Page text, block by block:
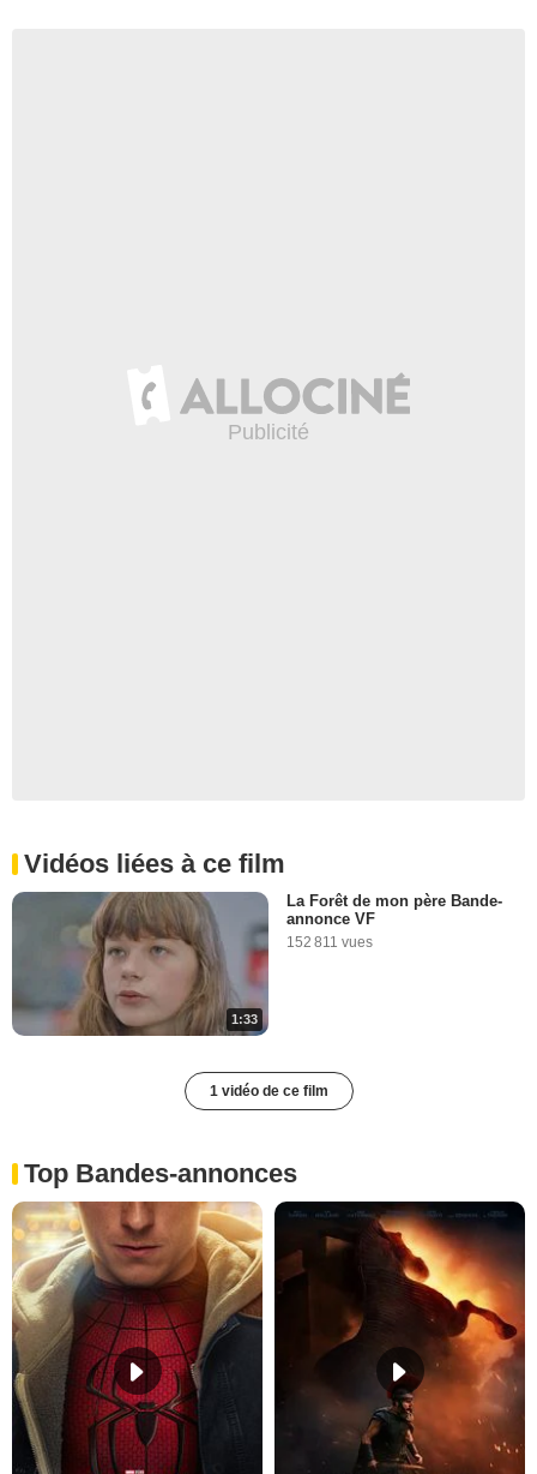
Vidéos liées à ce film
1:33
La Forêt de mon père Bande-
annonce VF
152 811 vues
1 vidéo de ce film
Top Bandes-annonces